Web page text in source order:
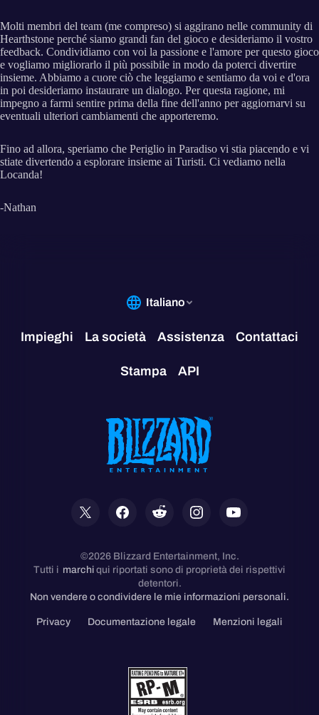
Molti membri del team (me compreso) si aggirano nelle community di
Hearthstone perché siamo grandi fan del gioco e desideriamo il vostro
feedback. Condividiamo con voi la passione e l'amore per questo gioco
e vogliamo migliorarlo il più possibile in modo da poterci divertire
insieme. Abbiamo a cuore ciò che leggiamo e sentiamo da voi e d'ora
in poi desideriamo instaurare un dialogo. Per questa ragione, mi
impegno a farmi sentire prima della fine dell'anno per aggiornarvi su
eventuali ulteriori cambiamenti che apporteremo.
Fino ad allora, speriamo che Periglio in Paradiso vi stia piacendo e vi
stiate divertendo a esplorare insieme ai Turisti. Ci vediamo nella
Locanda!
-Nathan